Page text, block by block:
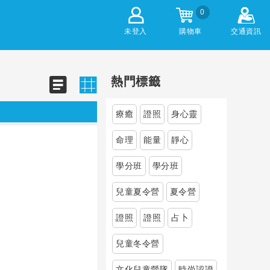
未登入
0
購物車 交通資訊
熱門標籤
療癒 證照 身心靈
命理 能量 靜心
學分班 學分班
兒童夏令營 夏令營
證照 證照 占卜
兒童冬令營